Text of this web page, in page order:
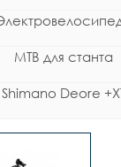
MTB для станта
Shimano Deore